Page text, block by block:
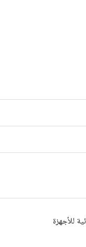
للأجهزة